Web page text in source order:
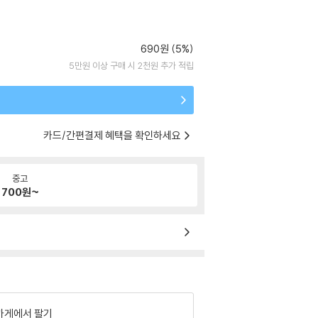
690원 (5%)
5만원 이상 구매 시 2천원 추가 적립
카드/간편결제 혜택을 확인하세요
중고
700원~
게에서 팔기